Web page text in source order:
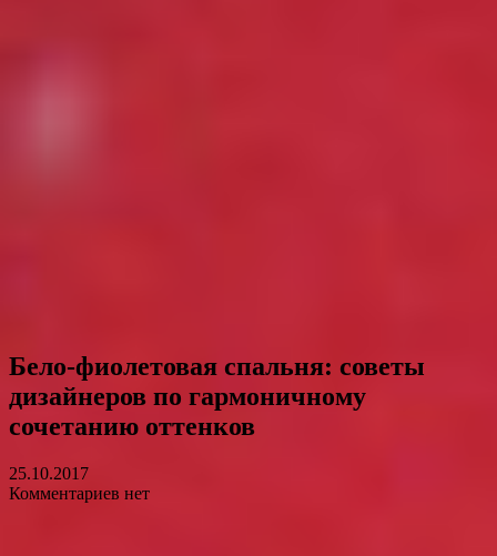
Бело-фиолетовая спальня: советы
дизайнеров по гармоничному
сочетанию оттенков
25.10.2017
Комментариев нет